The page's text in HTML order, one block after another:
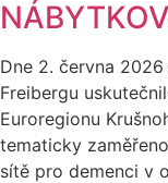
Dne 2. června
Freibergu
Euroregionu
tematicky
sítě pro demenci v